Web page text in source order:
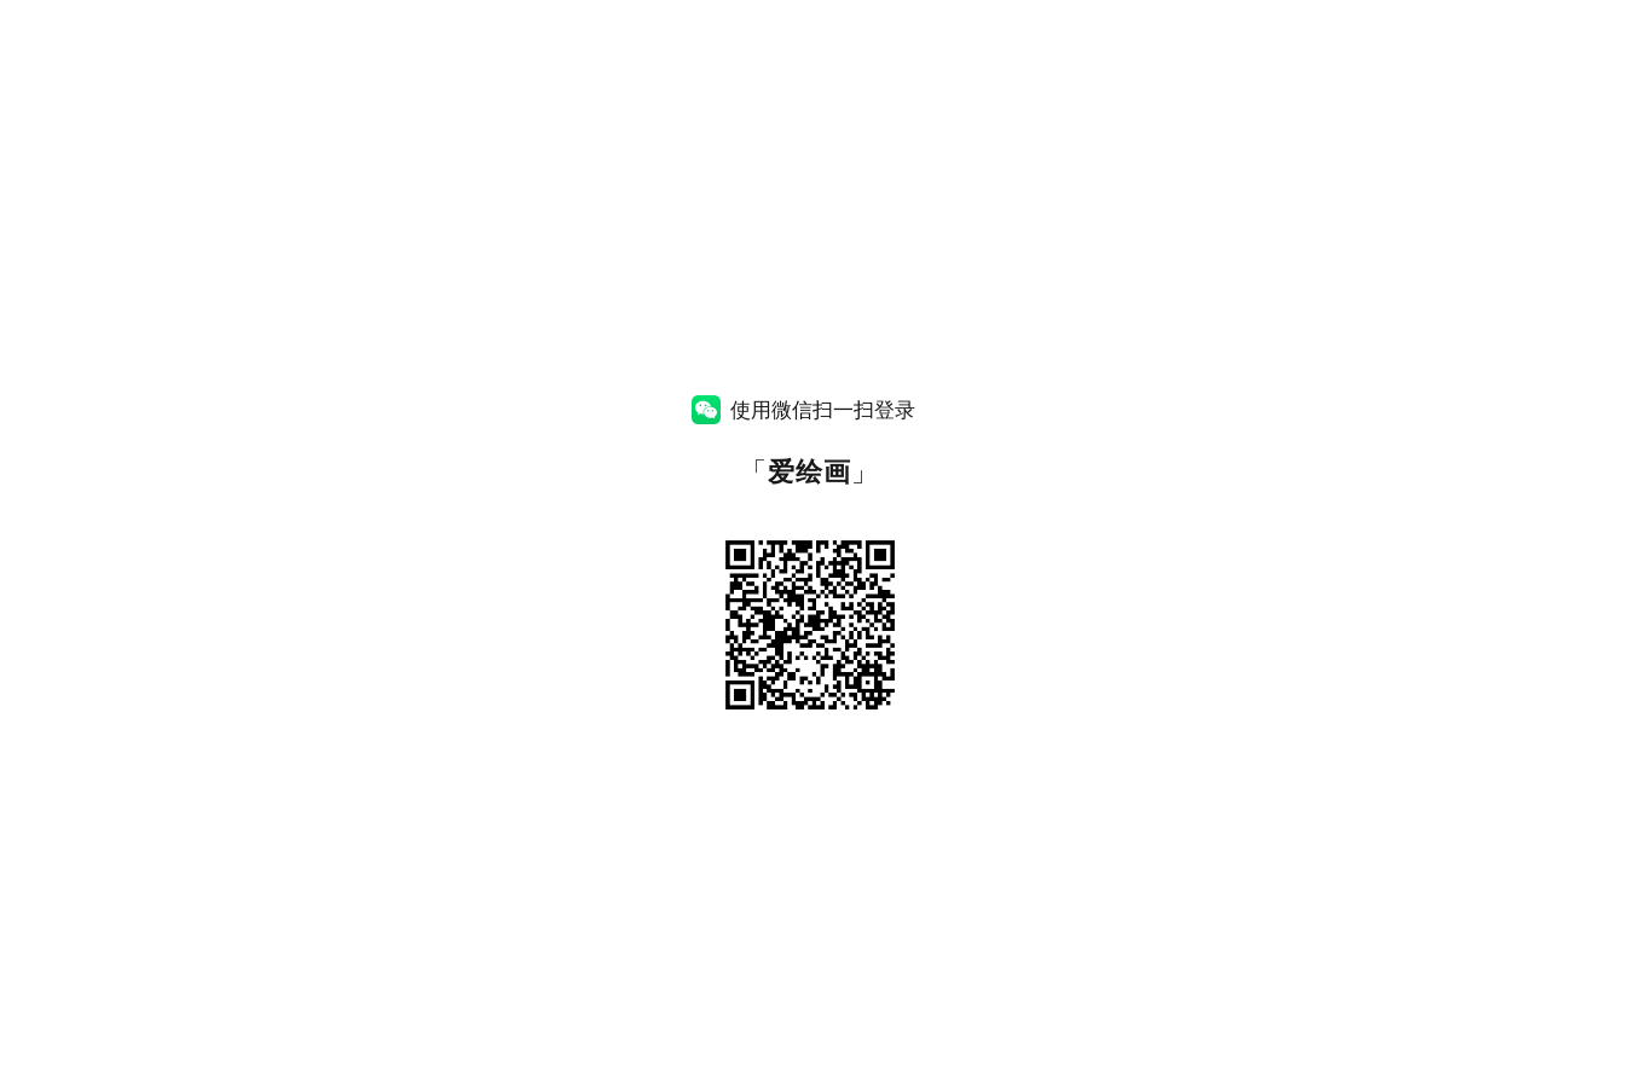
使用微信扫一扫登录
「爱绘画 」